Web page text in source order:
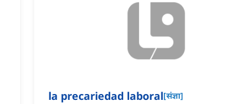
la precariedad laboral[संज्ञा]